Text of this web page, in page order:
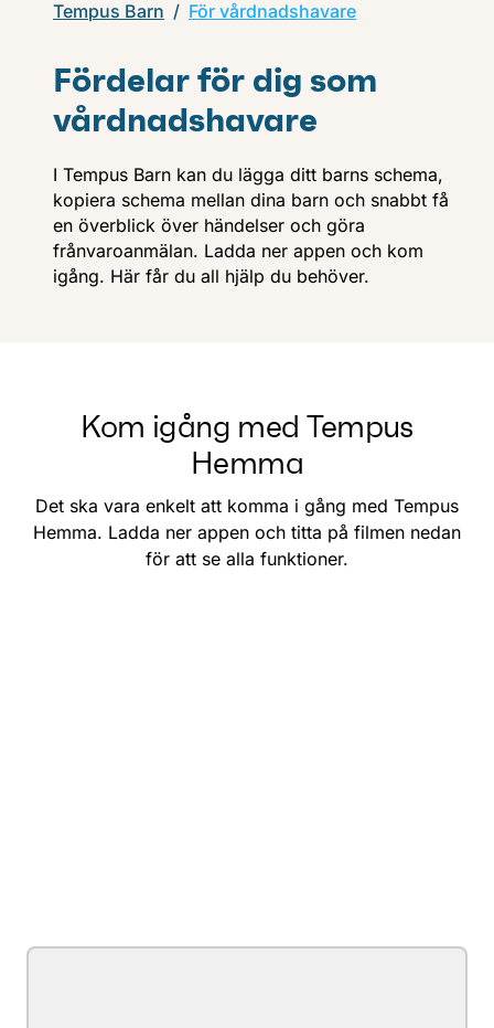
Tempus Barn För vårdnadshavare
Fördelar för dig som
vårdnadshavare
I Tempus Barn kan du lägga ditt barns schema,
kopiera schema mellan dina barn och snabbt få
en överblick över händelser och göra
frånvaroanmälan. Ladda ner appen och kom
igång. Här får du all hjälp du behöver.
Kom igång med Tempus
Hemma
Det ska vara enkelt att komma i gång med Tempus
Hemma. Ladda ner appen och titta på filmen nedan
för att se alla funktioner.